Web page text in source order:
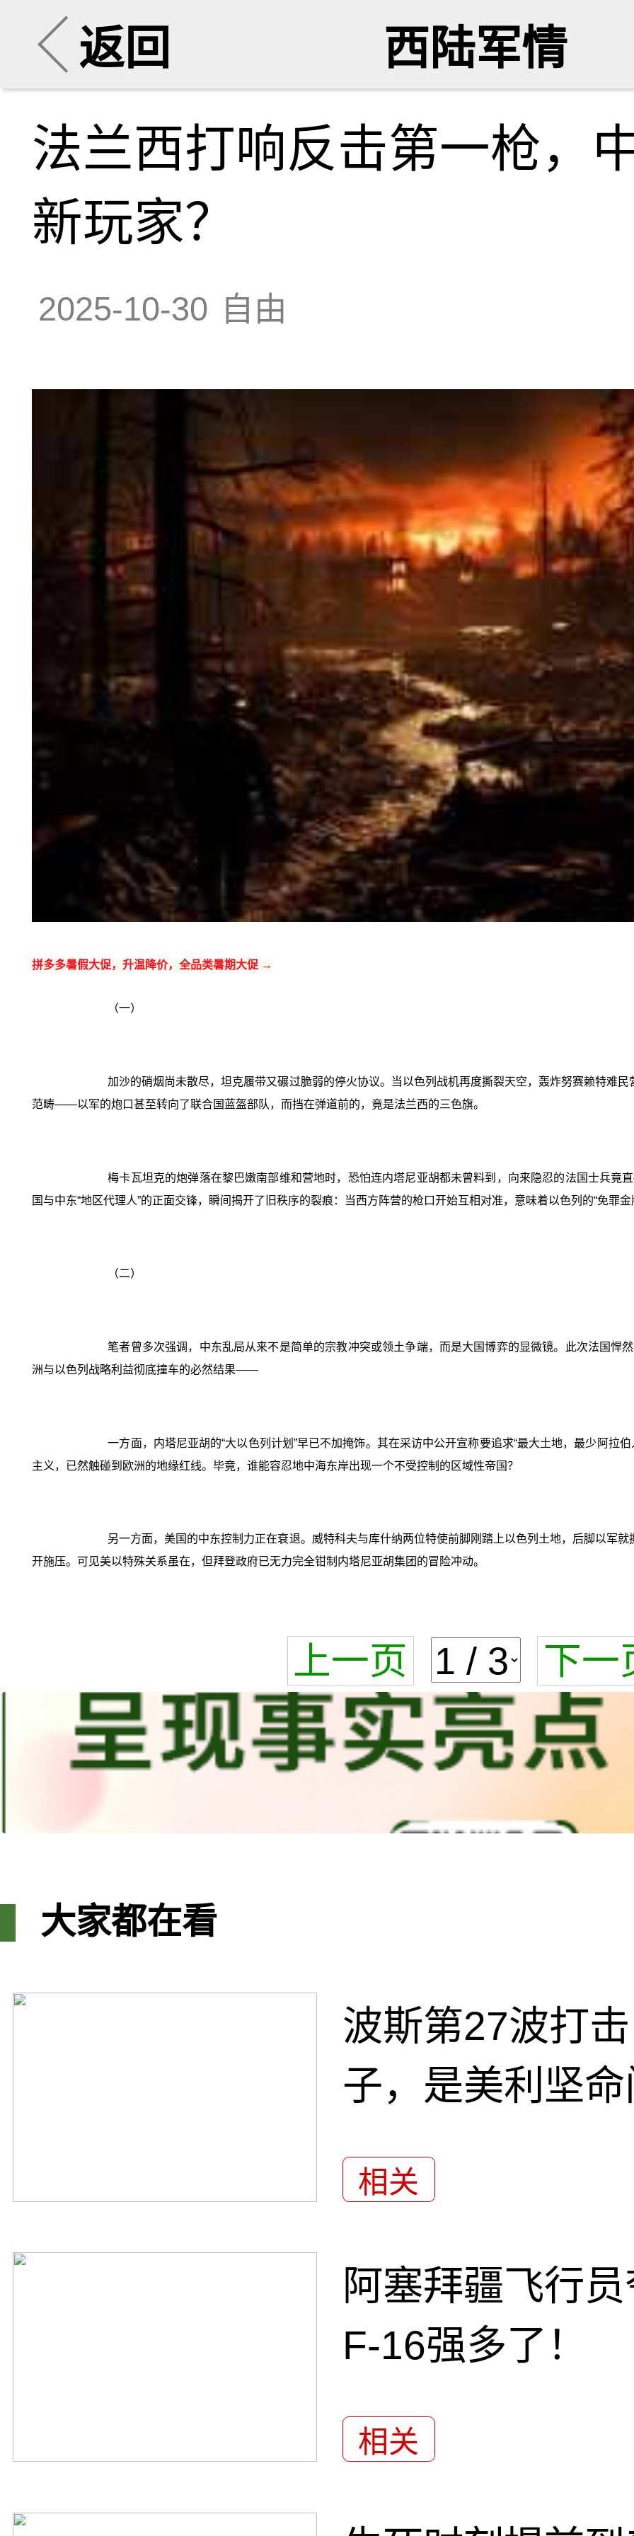
返回 西陆军情
法兰西打响反击第一枪，
新玩家？
2025-10-30 自由
拼多多暑假大促，升温降价，全品类暑期大促 →
（一）
加沙的硝烟尚未散尽，坦克履带又碾过脆弱的停火协议。当以色列战机再度撕裂天空，轰炸努赛赖特难
范畴——以军的炮口甚至转向了联合国蓝盔部队，而挡在弹道前的，竟是法兰西的三色旗。
梅卡瓦坦克的炮弹落在黎巴嫩南部维和营地时，恐怕连内塔尼亚胡都未曾料到，向来隐忍的法国士兵竟
国与中东“地区代理人”的正面交锋，瞬间揭开了旧秩序的裂痕：当西方阵营的枪口开始互相对准，意味着以色列的“免罪金
（二）
笔者曾多次强调，中东乱局从来不是简单的宗教冲突或领土争端，而是大国博弈的显微镜。此次法国悍
洲与以色列战略利益彻底撞车的必然结果——
一方面，内塔尼亚胡的“大以色列计划”早已不加掩饰。其在采访中公开宣称要追求“最大土地，最少阿拉
主义，已然触碰到欧洲的地缘红线。毕竟，谁能容忍地中海东岸出现一个不受控制的区域性帝国？
另一方面，美国的中东控制力正在衰退。威特科夫与库什纳两位特使前脚刚踏上以色列土地，后脚以军
开施压。可见美以特殊关系虽在，但拜登政府已无力完全钳制内塔尼亚胡集团的冒险冲动。
上一页 下一
大家都在看
波斯第27波打
子，是美利坚
相关
阿塞拜疆飞行
F-16强多了！
相关